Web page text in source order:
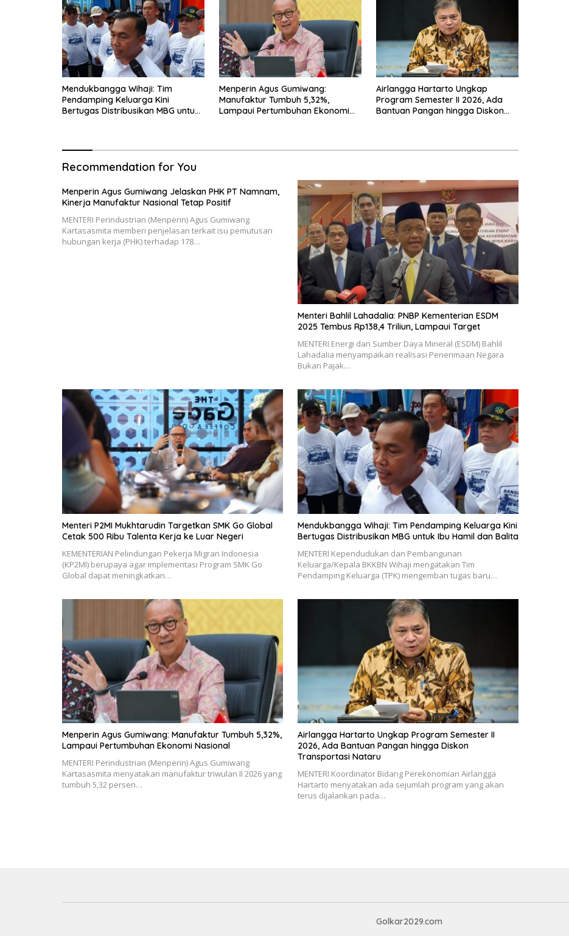
Mendukbangga Wihaji: Tim
Pendamping Keluarga Kini
Bertugas Distribusikan MBG untuk
Menperin Agus Gumiwang:
Manufaktur Tumbuh 5,32%,
Lampaui Pertumbuhan Ekonomi
Airlangga Hartarto Ungkap
Program Semester II 2026, Ada
Bantuan Pangan hingga Diskon
Recommendation for You
Menperin Agus Gumiwang Jelaskan PHK PT Namnam,
Kinerja Manufaktur Nasional Tetap Positif
MENTERI Perindustrian (Menperin) Agus Gumiwang
Kartasasmita memberi penjelasan terkait isu pemutusan
hubungan kerja (PHK) terhadap 178…
Menteri Bahlil Lahadalia: PNBP Kementerian ESDM
2025 Tembus Rp138,4 Triliun, Lampaui Target
MENTERI Energi dan Sumber Daya Mineral (ESDM) Bahlil
Lahadalia menyampaikan realisasi Penerimaan Negara
Bukan Pajak…
Menteri P2MI Mukhtarudin Targetkan SMK Go Global
Cetak 500 Ribu Talenta Kerja ke Luar Negeri
KEMENTERIAN Pelindungan Pekerja Migran Indonesia
(KP2MI) berupaya agar implementasi Program SMK Go
Global dapat meningkatkan…
Mendukbangga Wihaji: Tim Pendamping Keluarga Kini
Bertugas Distribusikan MBG untuk Ibu Hamil dan Balita
MENTERI Kependudukan dan Pembangunan
Keluarga/Kepala BKKBN Wihaji mengatakan Tim
Pendamping Keluarga (TPK) mengemban tugas baru…
Menperin Agus Gumiwang: Manufaktur Tumbuh 5,32%,
Lampaui Pertumbuhan Ekonomi Nasional
MENTERI Perindustrian (Menperin) Agus Gumiwang
Kartasasmita menyatakan manufaktur triwulan II 2026 yang
tumbuh 5,32 persen…
Airlangga Hartarto Ungkap Program Semester II
2026, Ada Bantuan Pangan hingga Diskon
Transportasi Nataru
MENTERI Koordinator Bidang Perekonomian Airlangga
Hartarto menyatakan ada sejumlah program yang akan
terus dijalankan pada…
Golkar2029.com